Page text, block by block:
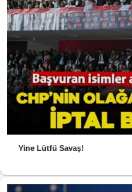
Yine Lütfü Savaş!